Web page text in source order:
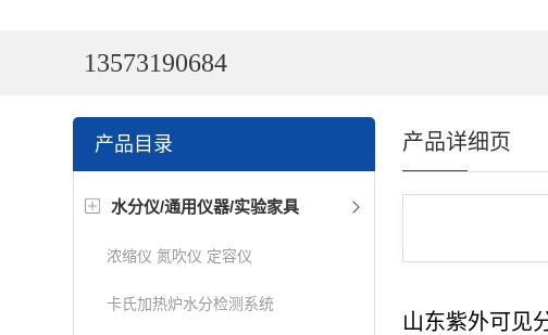
13573190684
产品目录
水分仪/通用仪器/实验家具
浓缩仪 氮吹仪 定容仪
卡氏加热炉水分检测系统
产品详细页
山东紫外可见